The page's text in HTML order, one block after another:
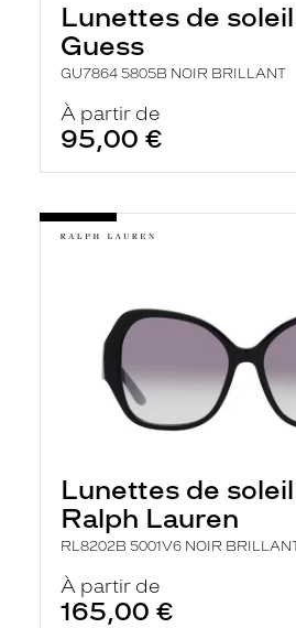
Lunettes de soleil
Guess
GU7864 5805B NOIR BRILLANT
À partir de
95,00 €
Lunettes de soleil
Ralph Lauren
RL8202B 5001V6 NOIR
À partir de
165,00 €